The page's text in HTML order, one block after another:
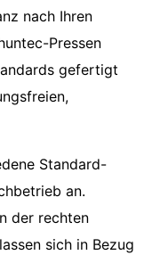
nach Ihren
Pressen
gefertigt
Standard-
an.
der rechten
sich in Bezug